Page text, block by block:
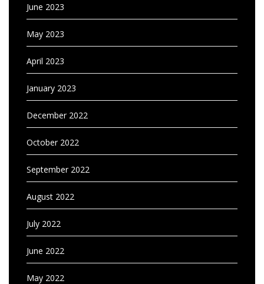
June 2023
May 2023
April 2023
January 2023
December 2022
October 2022
September 2022
August 2022
July 2022
June 2022
May 2022